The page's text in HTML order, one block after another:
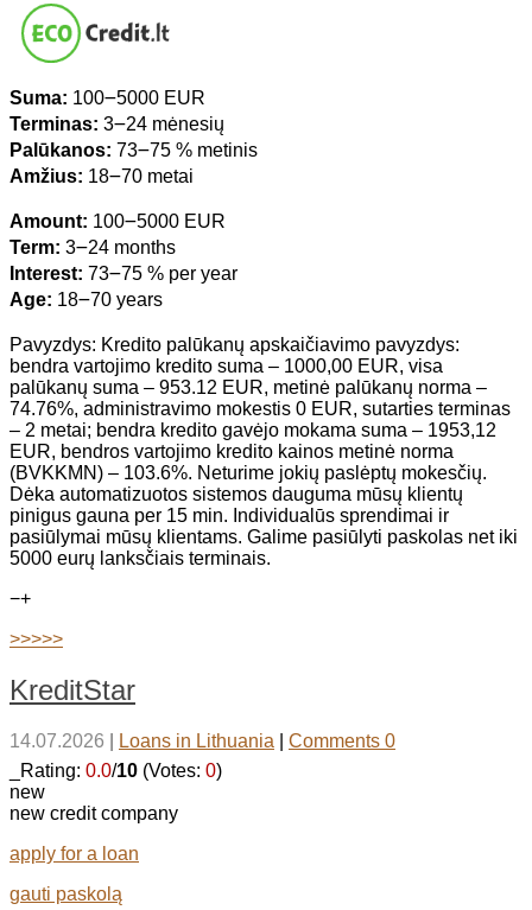
Suma: 100౼5000 EUR
Terminas: 3౼24 mėnesių
Palūkanos: 73౼75 % metinis
Amžius: 18౼70 metai
Amount: 100౼5000 EUR
Term: 3౼24 months
Interest: 73౼75 % per year
Age: 18౼70 years
Pavyzdys: Kredito palūkanų apskaičiavimo pavyzdys:
bendra vartojimo kredito suma – 1000,00 EUR, visa
palūkanų suma – 953.12 EUR, metinė palūkanų norma –
74.76%, administravimo mokestis 0 EUR, sutarties terminas
– 2 metai; bendra kredito gavėjo mokama suma – 1953,12
EUR, bendros vartojimo kredito kainos metinė norma
(BVKKMN) – 103.6%. Neturime jokių paslėptų mokesčių.
Dėka automatizuotos sistemos dauguma mūsų klientų
pinigus gauna per 15 min. Individualūs sprendimai ir
pasiūlymai mūsų klientams. Galime pasiūlyti paskolas net iki
5000 eurų lanksčiais terminais.
−+
>>>>>
KreditStar
14.07.2026 Loans in Lithuania
Comments 0
_Rating: 0.0/10 (Votes: 0)
new
new credit company
apply for a loan
gauti paskolą